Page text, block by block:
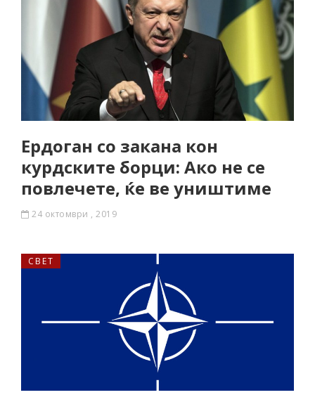
Ердоган со закана кон
курдските борци: Ако не се
повлечете, ќе ве уништиме
24 октомври , 2019
СВЕТ